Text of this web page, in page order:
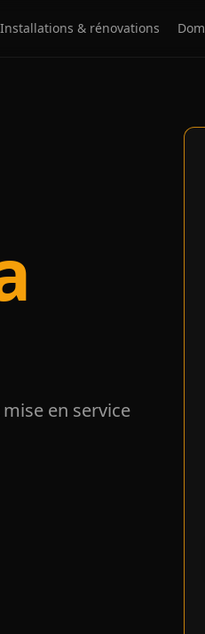
Installations & rénovations
en service